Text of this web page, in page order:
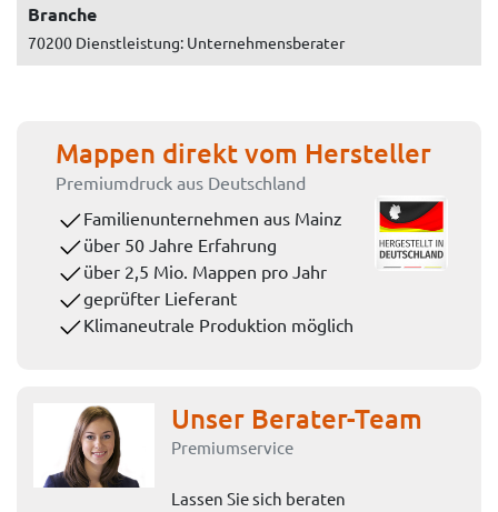
Branche
70200 Dienstleistung: Unternehmensberater
Mappen direkt vom Hersteller
Premiumdruck aus Deutschland
Familienunternehmen aus Mainz
über 50 Jahre Erfahrung
über 2,5 Mio. Mappen pro Jahr
geprüfter Lieferant
Klimaneutrale Produktion möglich
Unser Berater-Team
Premiumservice
Lassen Sie sich beraten